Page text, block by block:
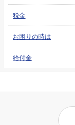
税金
お困りの時は
給付金